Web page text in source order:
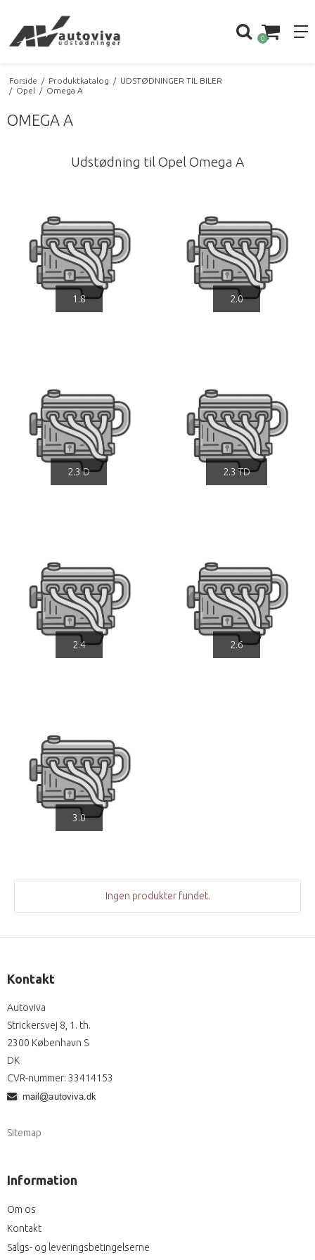
0
Forside / Produktkatalog / UDSTØDNINGER TIL BILER
/ Opel / Omega A
OMEGA A
Udstødning til Opel Omega A
1.8 2.0
2.3 D 2.3 TD
2.4 2.6
3.0
Ingen produkter fundet.
Kontakt
Autoviva
Strickersvej 8, 1. th.
2300 København S
DK
CVR-nummer: 33414153
:
Sitemap
Information
Om os
Kontakt
Salgs- og leveringsbetingelserne